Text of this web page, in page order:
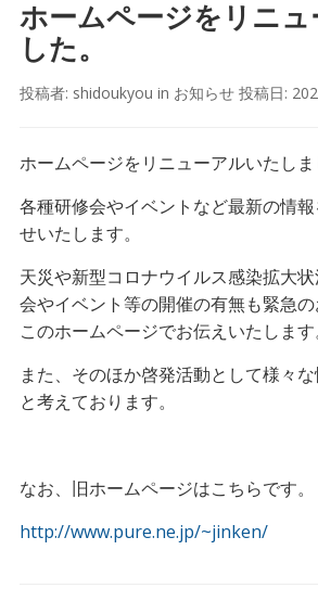
ホームページをリニュ
した。
投稿者: shidoukyou in お知らせ投稿日:
ホームページをリニューアルいたしま
各種研修会やイベントなど最新の情
せいたします。
天災や新型コロナウイルス感染拡大
会やイベント等の開催の有無も緊急の
このホームページでお伝えいたします
また、そのほか啓発活動として様々
と考えております。
なお、旧ホームページはこちらです。
http://www.pure.ne.jp/~jinken/